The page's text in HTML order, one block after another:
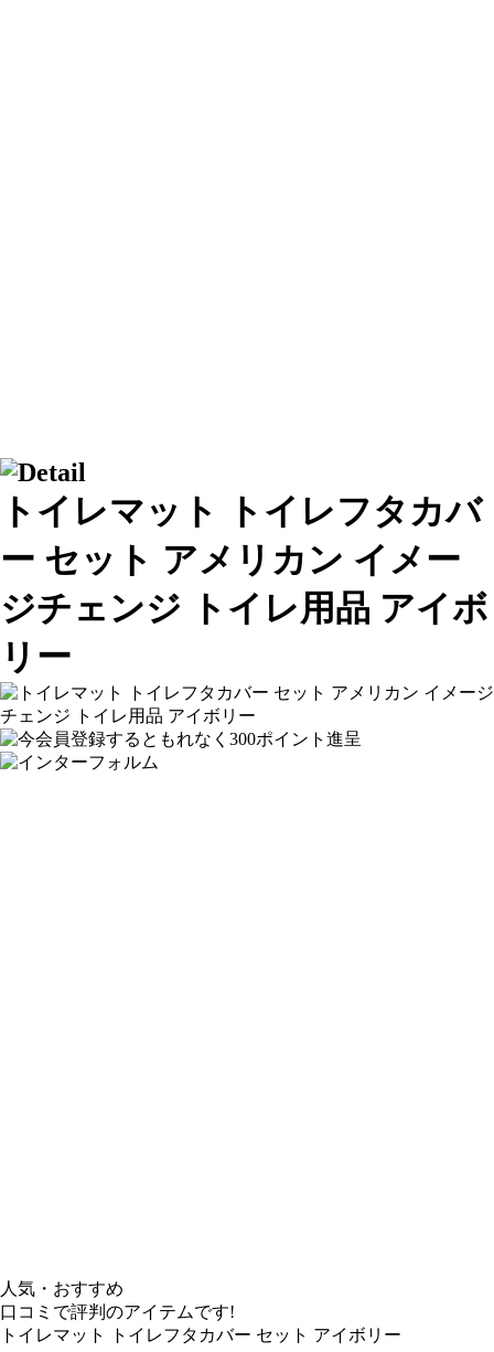
トイレマット トイレフタカバ
ー セット アメリカン イメー
ジチェンジ トイレ用品 アイボ
リー
人気・おすすめ
口コミで評判のアイテムです!
トイレマット トイレフタカバー セット アイボリー